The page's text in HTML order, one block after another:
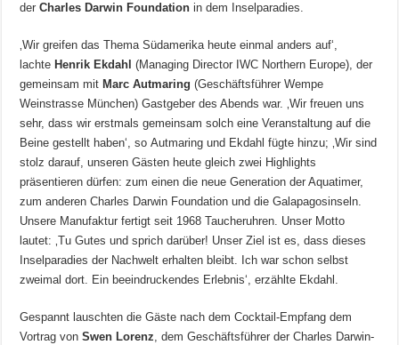
derCharles Darwin Foundation in dem Inselparadies.
‚Wir greifen das Thema Südamerika heute einmal anders auf‘,
lachte Henrik Ekdahl (Managing Director IWC Northern Europe), der
gemeinsam mit Marc Autmaring (Geschäftsführer Wempe
Weinstrasse München) Gastgeber des Abends war. ‚Wir freuen uns
sehr, dass wir erstmals gemeinsam solch eine Veranstaltung auf die
Beine gestellt haben‘, so Autmaring und Ekdahl fügte hinzu; ‚Wir sind
stolz darauf, unseren Gästen heute gleich zwei Highlights
präsentieren dürfen: zum einen die neue Generation der Aquatimer,
zum anderen Charles Darwin Foundation und die Galapagosinseln.
Unsere Manufaktur fertigt seit 1968 Taucheruhren. Unser Motto
lautet: ‚Tu Gutes und sprich darüber! Unser Ziel ist es, dass dieses
Inselparadies der Nachwelt erhalten bleibt. Ich war schon selbst
zweimal dort. Ein beeindruckendes Erlebnis‘, erzählte Ekdahl.
Gespannt lauschten die Gäste nach dem Cocktail-Empfang dem
Vortrag vonSwen Lorenz, dem Geschäftsführer der Charles Darwin-